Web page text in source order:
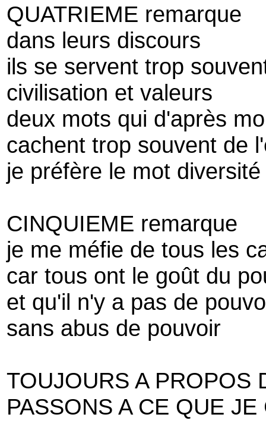
QUATRIEME remarque
dans leurs discours
ils se servent trop
civilisation et valeurs
deux mots qui d'après
cachent trop souvent de
je préfère le mot diversité
CINQUIEME remarque
je me méfie de tous les
car tous ont le goût du
et qu'il n'y a pas de
sans abus de pouvoir
TOUJOURS A PROPOS
PASSONS A CE QUE JE